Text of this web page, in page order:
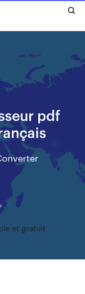
pdf
et gratuit